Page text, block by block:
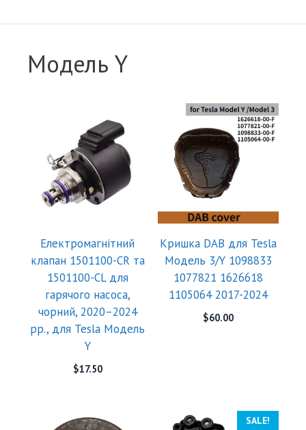
Модель Y
Електромагнітний
клапан 1501100-CR та
1501100-CL для
гарячого насоса,
чорний, 2020–2024
рр., для Tesla Модель
Y
$17.50
Кришка DAB для Tesla
Модель 3/Y 1098833
1077821 1626618
1105064 2017-2024
$60.00
SALE!